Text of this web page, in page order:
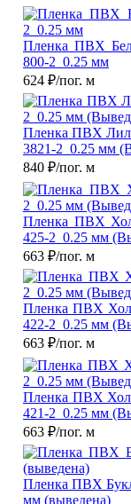
Пленка ПВХ
800-2_0.25 мм
624 ₽/пог. м
Пленка ПВХ
3821-2_0.25 мм
840 ₽/пог. м
Пленка ПВХ
425-2_0.25 мм
663 ₽/пог. м
Пленка ПВХ
422-2_0.25 мм
663 ₽/пог. м
Пленка ПВХ
421-2_0.25 мм
663 ₽/пог. м
Пленка ПВХ
мм (выведена)